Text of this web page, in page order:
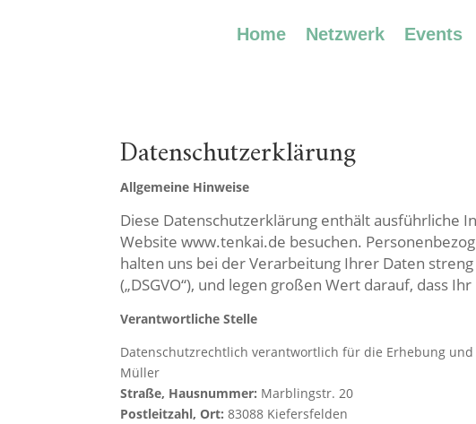
Home Netzwerk Events
Datenschutzerklärung
Allgemeine Hinweise
Diese Datenschutzerklärung enthält ausführliche
Website www.tenkai.de besuchen.
halten uns bei der Verarbeitung Ihrer Daten
(„DSGVO“), und legen großen Wert darauf, dass
Verantwortliche Stelle
Datenschutzrechtlich verantwortlich für die Erhebung
Müller
Straße, Hausnummer: Marblingstr. 20
Postleitzahl, Ort: 83088 Kiefersfelden